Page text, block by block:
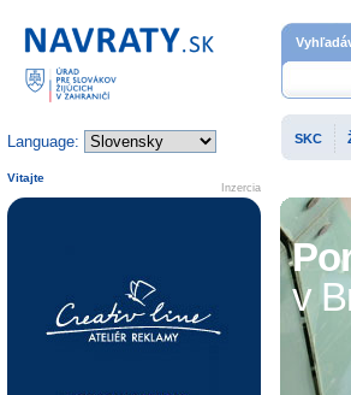
v
Domovská stránka
Language: SKC
Inzercia
Vitajte